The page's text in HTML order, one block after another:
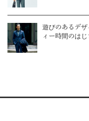
遊びのあるデ
ィー時間のはじ